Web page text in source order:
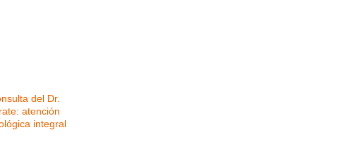
del Dr.
atención
integral